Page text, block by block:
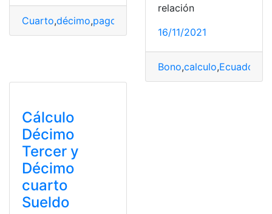
Cuarto,décimo,pago
relación
16/11/2021
Bono,calculo,Ecuador
Cálculo
Décimo
Tercer y
Décimo
cuarto
Sueldo